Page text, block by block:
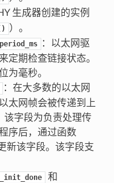
生成器创建的实例
）。
：以太网驱
定期检查链接状态。
为毫秒。
：在大多数的以太网
太网帧会被传递到上
该字段为负责处理传
序后，通过函数
新该字段。该字段支
和